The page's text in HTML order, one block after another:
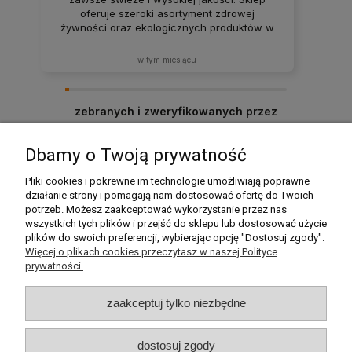
oferuje szeroki asortyment zdrowej
żywności oraz ekologicznych produktów w
razem docierają w idealnym stanie. Zakupy
w tym miesiącu
zebranych i zweryfikowanych przez
Moje konto
Płatności i dostawa
Informacje
O nas
Dbamy o Twoją prywatność
Pliki cookies i pokrewne im technologie umożliwiają poprawne
działanie strony i pomagają nam dostosować ofertę do Twoich
potrzeb. Możesz zaakceptować wykorzystanie przez nas
wszystkich tych plików i przejść do sklepu lub dostosować użycie
plików do swoich preferencji, wybierając opcję "Dostosuj zgody".
Więcej o plikach cookies przeczytasz w naszej Polityce
prywatności.
zaakceptuj tylko niezbędne
dostosuj zgody